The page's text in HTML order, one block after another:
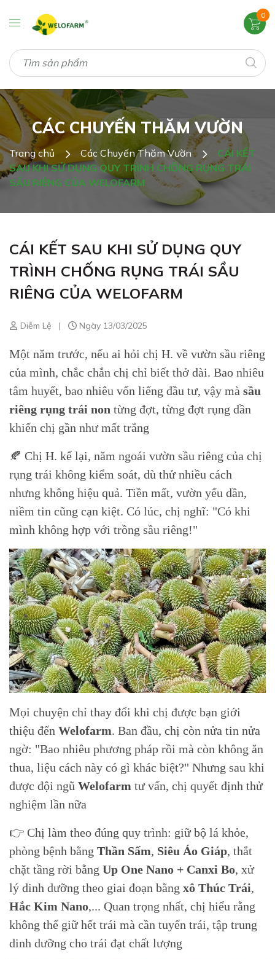
0
CÁC CHUYẾN THĂM VƯỜN
Trang chủ Các Chuyến Thăm Vườn
CÁI KẾT
SAU KHI SỬ DỤNG QUY TRÌNH CHỐNG RỤNG TRÁI
SẦU RIÊNG CỦA WELOFARM
CÁI KẾT SAU KHI SỬ DỤNG QUY
TRÌNH CHỐNG RỤNG TRÁI SẦU
RIÊNG CỦA WELOFARM
Diễm Lệ | Ngày 13/03/2025
Một năm trước, nếu ai hỏi chị H. về vườn sầu riêng
của mình, chắc chắn chị chỉ biết thở dài. Bao nhiêu
tâm huyết, bao nhiêu vốn liếng đầu tư, vậy mà sầu
riêng rụng trái non từng đợt, từng đợt rụng dần
khiến chị gần như mất trắng
🍂 Chị H. kể lại, năm ngoái vườn sầu riêng của chị
rụng trái không kiểm soát, dù thử nhiều cách
nhưng không hiệu quả. Tiền mất, vườn yếu dần,
niềm tin cũng cạn kiệt. Có lúc, chị nghĩ: "Có khi
mình không hợp với trồng sầu riêng!"
Mọi chuyện chỉ thay đổi khi chị được bạn giới
thiệu đến Welofarm. Ban đầu, chị còn nửa tin nửa
ngờ: "Bao nhiêu phương pháp rồi mà còn không ăn
thua, liệu cách này có gì khác biệt?" Nhưng sau khi
được đội ngũ Welofarm tư vấn, chị quyết định thử
nghiệm lần nữa
👉 Chị làm theo đúng quy trình: giữ bộ lá khỏe,
phòng bệnh bằng Thần Sấm, Siêu Áo Giáp, thắt
chặt tầng rời bằng Up One Nano + Canxi Bo, xử
lý dinh dưỡng theo giai đoạn bằng xô Thúc Trái,
Hắc Kim Nano,... Quan trọng nhất, chị hiểu rằng
không thể giữ hết trái mà cần tuyển trái, tập trung
dinh dưỡng cho trái đạt chất lượng